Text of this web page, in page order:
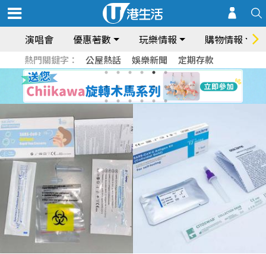
演唱會 優惠著數 玩樂情報 購物情報
熱門關鍵字： 公屋熱話 娛樂新聞 定期存款